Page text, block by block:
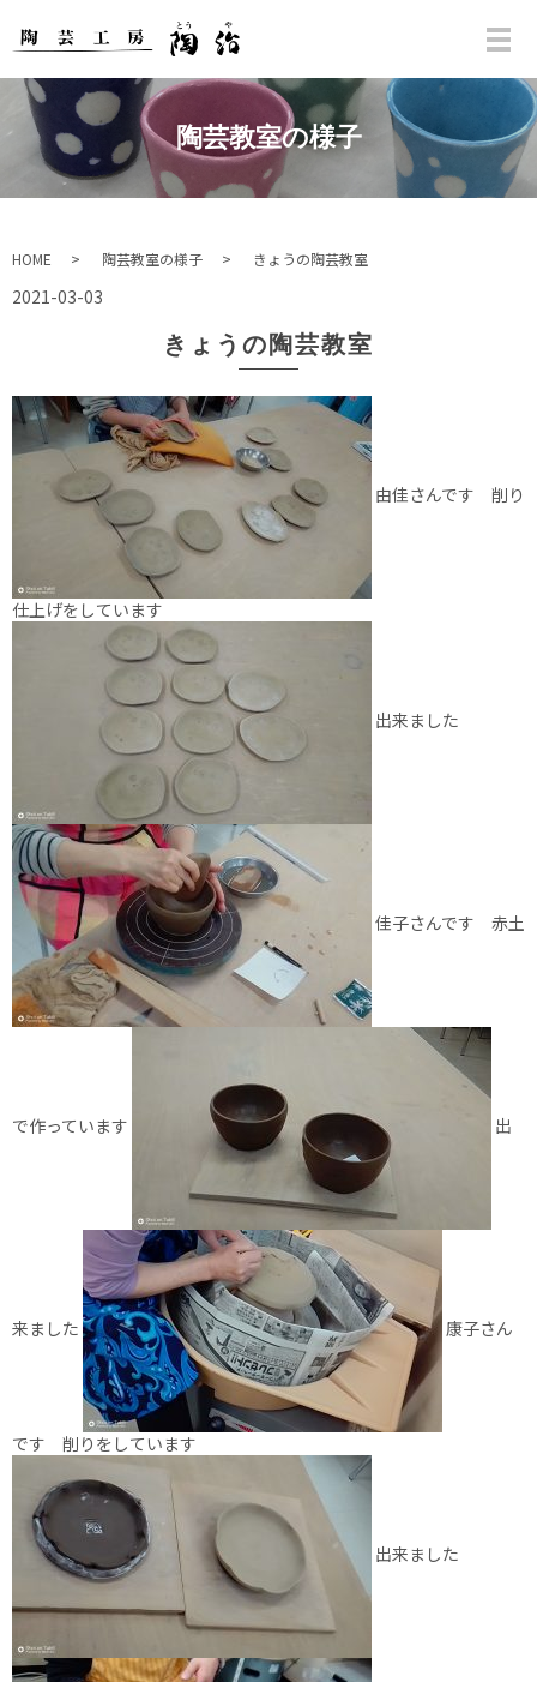
陶芸教室の様子
HOME 陶芸教室の様子 きょうの陶芸教室
2021-03-03
きょうの陶芸教室
由佳さんです 削り
仕上げをしています
出来ました
佳子さんです 赤土
で作っています 出
来ました 康子さん
です 削りをしています
出来ました